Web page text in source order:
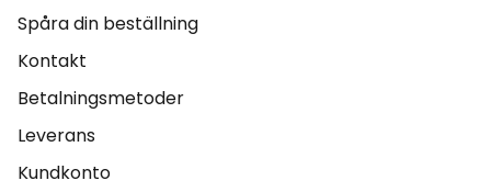
Spåra din beställning
Kontakt
Betalningsmetoder
Leverans
Kundkonto